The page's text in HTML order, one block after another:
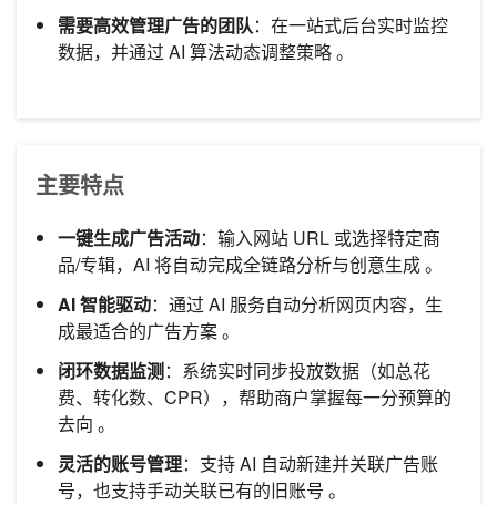
需要高效管理广告的团队：在一站式后台实时监控
数据，并通过 AI 算法动态调整策略 。
主要特点
一键生成广告活动：输入网站 URL 或选择特定商
品/专辑，AI 将自动完成全链路分析与创意生成 。
AI 智能驱动：通过 AI 服务自动分析网页内容，生
成最适合的广告方案 。
闭环数据监测：系统实时同步投放数据（如总花
费、转化数、CPR），帮助商户掌握每一分预算的
去向 。
灵活的账号管理：支持 AI 自动新建并关联广告账
号，也支持手动关联已有的旧账号 。